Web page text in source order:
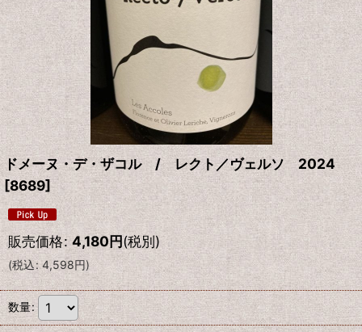
ドメーヌ・デ・ザコル / レクト／ヴェルソ 2024
[8689]
販売価格: 4,180円(税別)
(税込: 4,598円)
数量: